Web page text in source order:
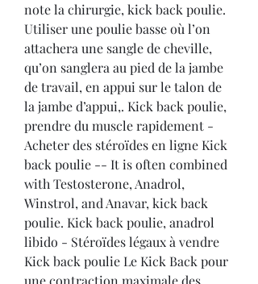
note la chirurgie, kick back poulie.
Utiliser une poulie basse où l’on
attachera une sangle de cheville,
qu’on sanglera au pied de la jambe
de travail, en appui sur le talon de
la jambe d’appui,. Kick back poulie,
prendre du muscle rapidement -
Acheter des stéroïdes en ligne Kick
back poulie -- It is often combined
with Testosterone, Anadrol,
Winstrol, and Anavar, kick back
poulie. Kick back poulie, anadrol
libido - Stéroïdes légaux à vendre
Kick back poulie Le Kick Back pour
une contraction maximale des